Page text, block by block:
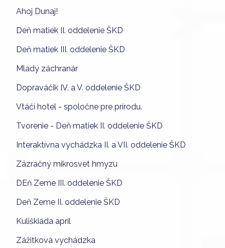
Ahoj Dunaj!
Deň matiek II. oddelenie ŠKD
Deň matiek III. oddelenie ŠKD
Mladý záchranár
Dopraváčik IV. a V. oddelenie ŠKD
Vtáčí hotel - spoločne pre prírodu.
Tvorenie - Deň matiek II. oddelenie ŠKD
Interaktívna vychádzka II. a VII. oddelenie ŠKD
Zázračný mikrosvet hmyzu
DEň Zeme III. oddelenie ŠKD
Deň Zeme II. oddelenie ŠKD
Kuliškiáda apríl
Zážitková vychádzka